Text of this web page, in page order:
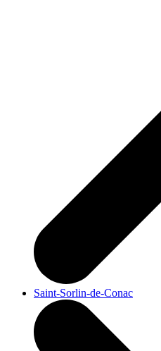
Saint-Sorlin-de-Conac